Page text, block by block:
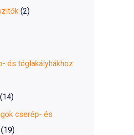
(2)
és téglakályhákhoz
(14)
cserép- és
(19)